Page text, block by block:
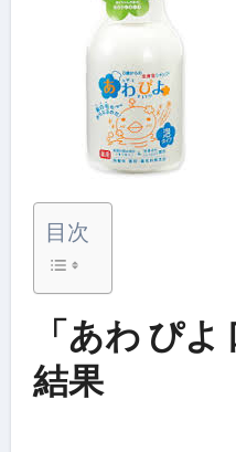
目次
「あわ ぴ
結果